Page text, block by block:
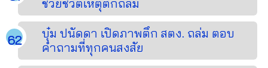
ช่วยชีวิตเหตุตึกถล่ม
บุ๋ม ปนัดดา เปิดภาพตึก สตง. ถล่ม ตอบ
คำถามที่ทุกคนสงสัย